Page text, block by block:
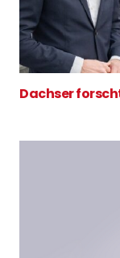
Dachser